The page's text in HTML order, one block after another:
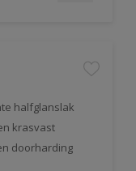
halfglanslak
krasvast
doorharding